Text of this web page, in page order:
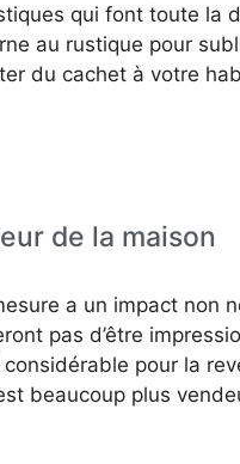
qui font toute la
au rustique pour
du cachet à votre
de la maison
a un impact non
pas d’être
pour la
beaucoup plus